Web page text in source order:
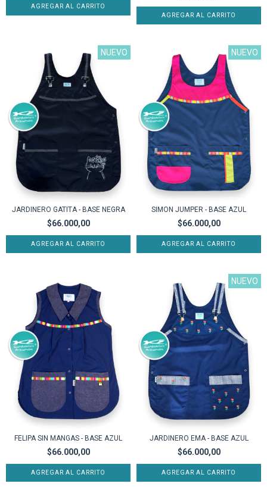
AGREGAR AL CARRITO
AGREGAR AL CARRITO
NUEVO
JARDINERO GATITA - BASE NEGRA
$66.000,00
AGREGAR AL CARRITO
NUEVO
SIMON JUMPER - BASE AZUL
$66.000,00
AGREGAR AL CARRITO
FELIPA SIN MANGAS - BASE AZUL
$66.000,00
AGREGAR AL CARRITO
NUEVO
JARDINERO EMA - BASE AZUL
$66.000,00
AGREGAR AL CARRITO